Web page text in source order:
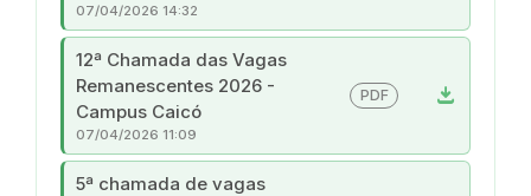
07/04/2026 14:32
12ª Chamada das Vagas
Remanescentes 2026 -
Campus Caicó
download
PDF
07/04/2026 11:09
5ª chamada de vagas